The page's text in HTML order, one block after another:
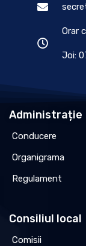
Orar
Joi:
Administrație
Conducere
Organigrama
Regulament
Consiliul local
Comisii